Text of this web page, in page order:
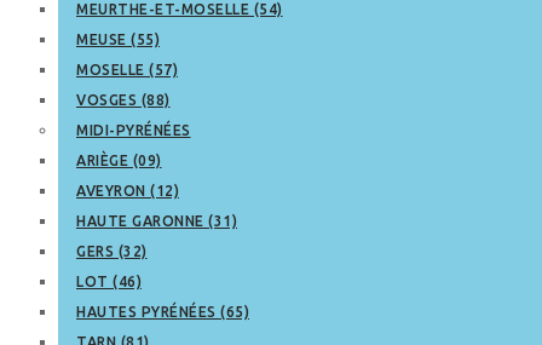
MEURTHE-ET-MOSELLE (54)
MEUSE (55)
MOSELLE (57)
VOSGES (88)
MIDI-PYRÉNÉES
ARIÈGE (09)
AVEYRON (12)
HAUTE GARONNE (31)
GERS (32)
LOT (46)
HAUTES PYRÉNÉES (65)